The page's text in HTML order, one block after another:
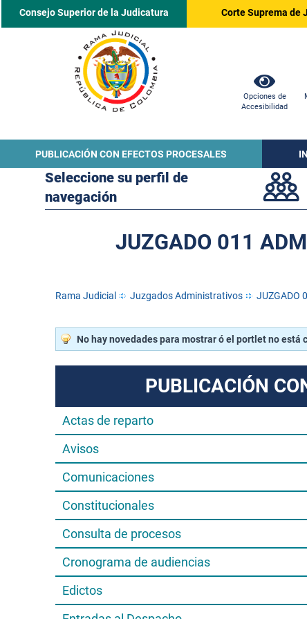
Consejo Superior de la Judicatura Corte Suprema de
Opciones de
Accesibilidad
PUBLICACIÓN CON EFECTOS PROCESALES
Seleccione su perfil de
navegación
JUZGADO 011
Rama Judicial Juzgados Administrativos JUZGADO
No hay novedades para mostrar ó el portlet no está
PUBLICACIÓN
Actas de reparto
Avisos
Comunicaciones
Constitucionales
Consulta de procesos
Cronograma de audiencias
Edictos